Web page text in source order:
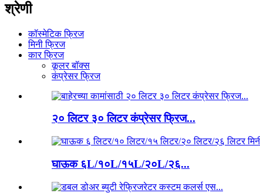
श्रेणी
कॉस्मेटिक फ्रिज
मिनी फ्रिज
कार फ्रिज
कूलर बॉक्स
कंप्रेसर फ्रिज
२० लिटर ३० लिटर कंप्रेसर फ्रिज...
घाऊक ६L/१०L/१५L/२०L/२६...